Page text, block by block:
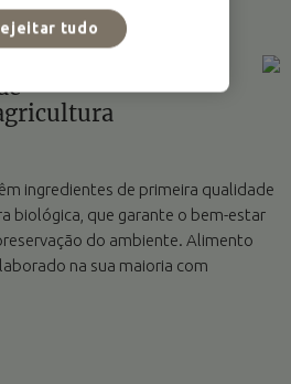
ingredientes de primeira qualidade
biológica, que garante o bem-estar
do ambiente. Alimento
na sua maioria com
tudo